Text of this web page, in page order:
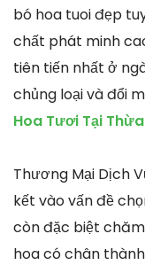
bó hoa tuoi đẹp
chất phát minh
tiên tiến nhất ở
chủng loại và đổi
Hoa Tươi Tại
Thương Mại Dịch
kết vào vấn đề
còn đặc biệt
hoa có chân